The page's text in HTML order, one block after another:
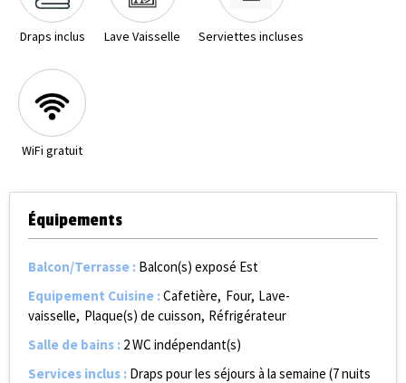
Draps inclus Lave Vaisselle Serviettes incluses
WiFi gratuit
Équipements
Balcon/Terrasse : Balcon(s) exposé Est
Equipement Cuisine :Cafetière Four Lave-
vaisselle Plaque(s) de cuisson Réfrigérateur
Salle de bains : 2WC indépendant(s)
Services inclus : Draps pour les séjours à la semaine (7 nuits